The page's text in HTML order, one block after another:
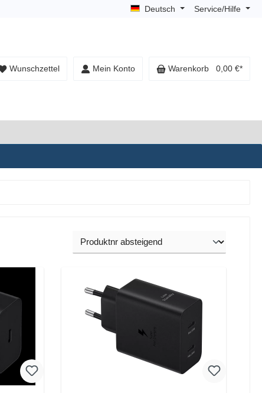
Deutsch Service/Hilfe
Wunschzettel Mein Konto Warenkorb 0,00 €*